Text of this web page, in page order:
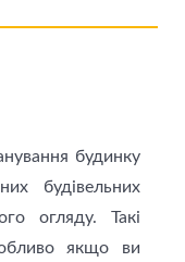
будинку
будівельних
огляду. Такі
якщо ви